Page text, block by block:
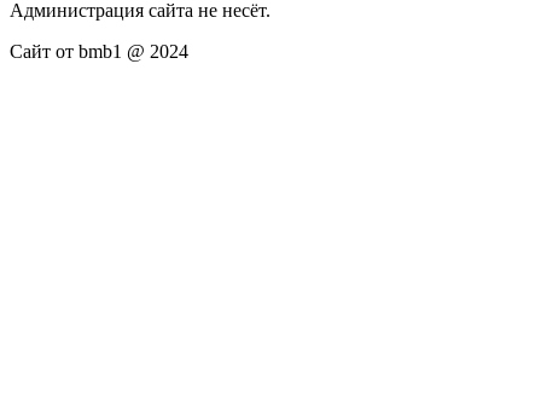
Администрация сайта не несёт.
Сайт от bmb1 @ 2024